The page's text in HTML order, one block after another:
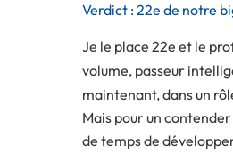
Verdict : 22e de notre
Je le place 22e et le
volume, passeur
maintenant, dans un
Mais pour un
de temps de